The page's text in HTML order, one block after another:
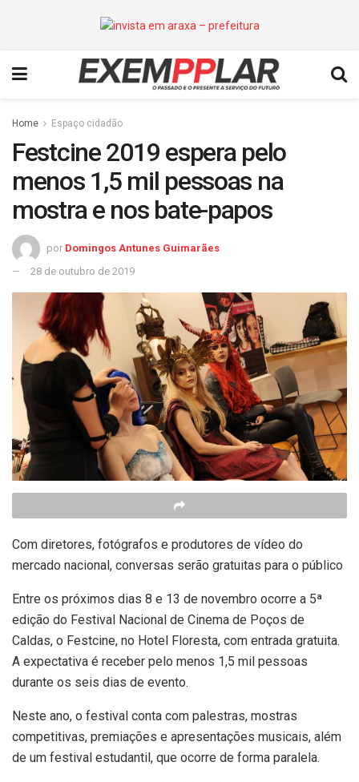
Home Espaço cidadão
Festcine 2019 espera pelo
menos 1,5 mil pessoas na
mostra e nos bate-papos
por Domingos Antunes Guimarães
28 de outubro de 2019
Com diretores, fotógrafos e produtores de vídeo do
mercado nacional, conversas serão gratuitas para o público
Entre os próximos dias 8 e 13 de novembro ocorre a 5ª
edição do Festival Nacional de Cinema de Poços de
Caldas, o Festcine, no Hotel Floresta, com entrada gratuita.
A expectativa é receber pelo menos 1,5 mil pessoas
durante os seis dias de evento.
Neste ano, o festival conta com palestras, mostras
competitivas, premiações e apresentações musicais, além
de um festival estudantil, que ocorre de forma paralela.